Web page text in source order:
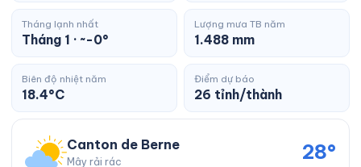
Tháng lạnh nhất
Tháng 1 · ~-0°
Lượng mưa TB năm
1.488 mm
Biên độ nhiệt năm
18.4°C
Điểm dự báo
26 tỉnh/thành
Canton de Berne
Mây rải rác 28°